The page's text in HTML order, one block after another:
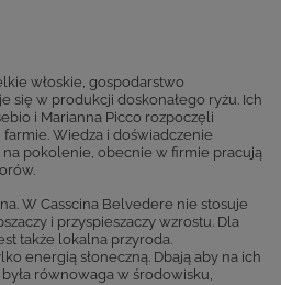
włoskie, gospodarstwo
się w produkcji doskonałego ryżu. Ich
i Marianna Picco rozpoczęli
Wiedza i doświadczenie
pokolenie, obecnie w firmie pracują
W Casscina Belvedere nie stosuje
i przyspieszaczy wzrostu. Dla
także lokalna przyroda.
energią słoneczną. Dbają aby na ich
równowaga w środowisku,